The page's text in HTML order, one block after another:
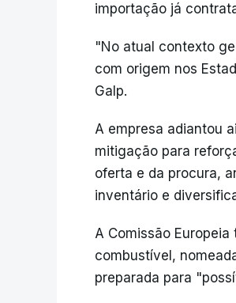
importação já
"No atual contexto
com origem nos
Galp.
A empresa adiantou
mitigação para
oferta e da procura,
inventário e
A Comissão
combustível,
preparada para